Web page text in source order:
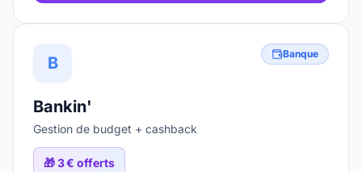
B Banque
Bankin'
Gestion de budget + cashback
🎁3 € offerts